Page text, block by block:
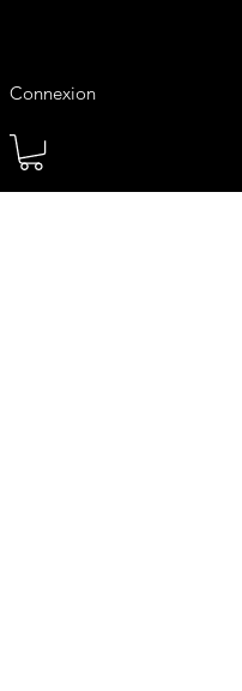
Connexion